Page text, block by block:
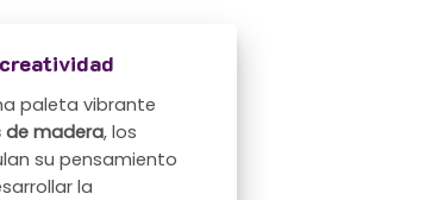
paleta vibrante
de madera, los
su pensamiento
la